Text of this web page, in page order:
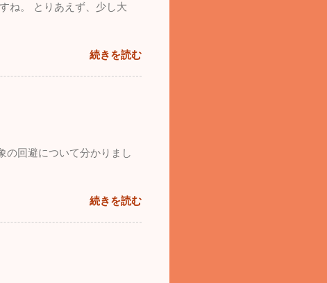
ね。 とりあえず、少し大
続きを読む
の回避について分かりまし
続きを読む